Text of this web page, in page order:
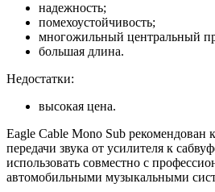
надежность;
помехоустойчивость;
многожильный центральный
большая длина.
Недостатки:
высокая цена.
Eagle Cable Mono Sub рекомендован
передачи звука от усилителя к
использовать совместно с
автомобильными музыкальными